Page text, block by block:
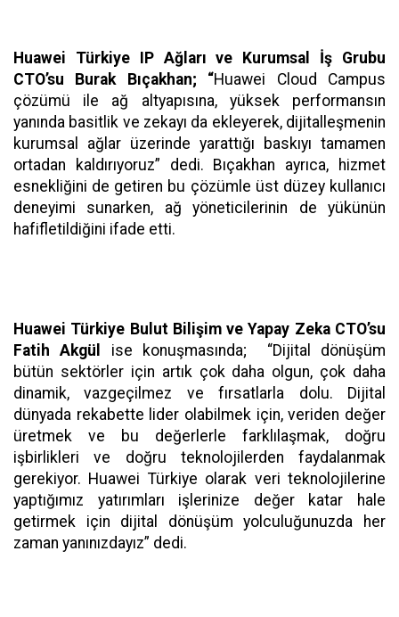
Huawei Türkiye IP Ağları ve Kurumsal İş Grubu
CTO’su Burak Bıçakhan; “Huawei Cloud Campus
çözümü ile ağ altyapısına, yüksek performansın
yanında basitlik ve zekayı da ekleyerek, dijitalleşmenin
kurumsal ağlar üzerinde yarattığı baskıyı tamamen
ortadan kaldırıyoruz” dedi. Bıçakhan ayrıca, hizmet
esnekliğini de getiren bu çözümle üst düzey kullanıcı
deneyimi sunarken, ağ yöneticilerinin de yükünün
hafifletildiğini ifade etti.
Huawei Türkiye Bulut Bilişim ve Yapay Zeka CTO’su
Fatih Akgül
ise konuşmasında; “Dijital dönüşüm
bütün sektörler için artık çok daha olgun, çok daha
dinamik, vazgeçilmez ve fırsatlarla dolu. Dijital
dünyada rekabette lider olabilmek için, veriden değer
üretmek ve bu değerlerle farklılaşmak, doğru
işbirlikleri ve doğru teknolojilerden faydalanmak
gerekiyor. Huawei Türkiye olarak veri teknolojilerine
yaptığımız yatırımları işlerinize değer katar hale
getirmek için dijital dönüşüm yolculuğunuzda her
zaman yanınızdayız” dedi.